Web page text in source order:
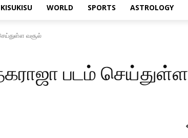
KISUKISU WORLD SPORTS ASTROLOGY
வசூல்
படம் செய்துள்ள